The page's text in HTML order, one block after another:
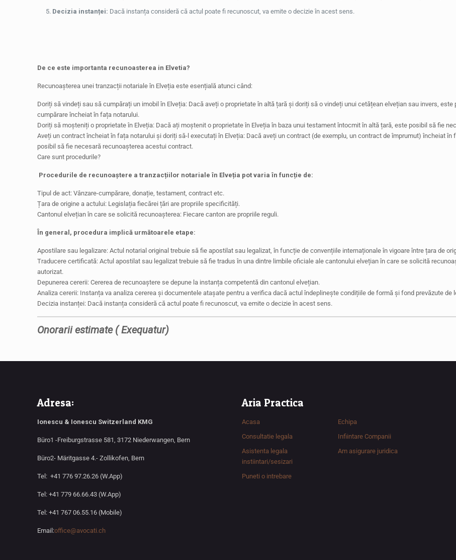
Decizia instanței: Dacă instanța consideră că actul poate fi recunoscut, va emite o decizie în acest sens.
De ce este importanta recunoasterea in Elvetia?
Recunoașterea unei tranzacții notariale în Elveția este esențială atunci când:
Doriți să vindeți sau să cumpărați un imobil în Elveția: Dacă aveți o proprietate în altă țară și doriți să o vindeți unui cetățean elvețian sau invers,
cumpărare încheiat în fața notarului.
Doriți să moșteniți o proprietate în Elveția: Dacă ați moștenit o proprietate în Elveția în baza unui testament întocmit în altă țară, este posibil să fie
Aveți un contract încheiat în fața notarului și doriți să-l executați în Elveția: Dacă aveți un contract (de exemplu, un contract de împrumut) încheiat
posibil să fie necesară recunoașterea acestui contract.
Care sunt procedurile?
Procedurile de recunoaștere a tranzacțiilor notariale în Elveția pot varia în funcție de:
Tipul de act: Vânzare-cumpărare, donație, testament, contract etc.
Țara de origine a actului: Legislația fiecărei țări are propriile specificități.
Cantonul elvețian în care se solicită recunoașterea: Fiecare canton are propriile reguli.
În general, procedura implică următoarele etape:
Apostilare sau legalizare: Actul notarial original trebuie să fie apostilat sau legalizat, în funcție de convențiile internaționale în vigoare între țara de
Traducere certificată: Actul apostilat sau legalizat trebuie să fie tradus în una dintre limbile oficiale ale cantonului elvețian în care se solicită
autorizat.
Depunerea cererii: Cererea de recunoaștere se depune la instanța competentă din cantonul elvețian.
Analiza cererii: Instanța va analiza cererea și documentele atașate pentru a verifica dacă actul îndeplinește condițiile de formă și fond prevăzute de
Decizia instanței: Dacă instanța consideră că actul poate fi recunoscut, va emite o decizie în acest sens.
Onorarii estimate ( Exequatur)
Adresa:
Ionescu & Ionescu Switzerland KMG
Büro1 -Freiburgstrasse 581, 3172 Niederwangen, Bern
Büro2- Märitgasse 4.- Zollikofen, Bern
Tel: +41 776 97.26.26 (W.App)
Tel: +41 779 66.66.43 (W.App)
Tel: +41 767 06.55.16 (Mobile)
Email:office@avocati.ch
Aria Practica
Acasa
Echipa
Consultatie legala
Infiintare Companii
Asistenta legala
instiintari/sesizari
Am asigurare juridica
Puneti o intrebare